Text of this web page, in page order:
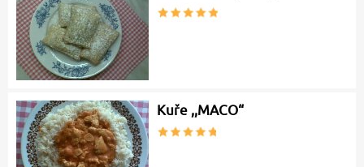
Kuře ,,MACO“